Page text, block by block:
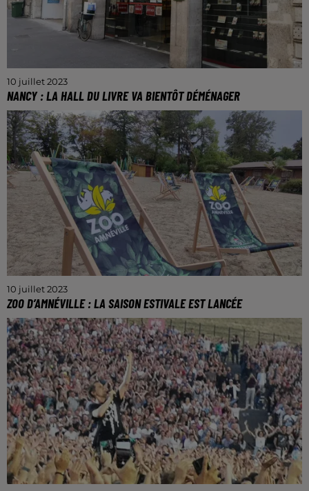
10 juillet 2023
NANCY : LA HALL DU LIVRE VA BIENTÔT DÉMÉNAGER
Le changement de lieu est prévu pour octobre 2023
10 juillet 2023
ZOO D’AMNÉVILLE : LA SAISON ESTIVALE EST LANCÉE
Avec plus de 350.000 visiteurs, l'an dernier, le parc
reste comme l’un des spots touristiques les plus
attractifs de Moselle.